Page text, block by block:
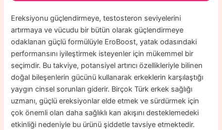
Ereksiyonu güçlendirmeye, testosteron seviyelerini
artırmaya ve vücudu bir bütün olarak güçlendirmeye
odaklanan güçlü formülüyle EroBoost, yatak odasındaki
performansını iyileştirmek isteyenler için mükemmel bir
seçimdir. Bu takviye, potansiyel artırıcı özellikleriyle bilinen
doğal bileşenlerin gücünü kullanarak erkeklerin karşılaştığı
yaygın cinsel sorunları giderir. Birçok Türk erkek sağlığı
uzmanı, güçlü ereksiyonlar elde etmek ve sürdürmek için
çok önemli olan daha sağlıklı kan akışını desteklemedeki
etkinliği nedeniyle bu ürünü şiddetle tavsiye etmektedir.